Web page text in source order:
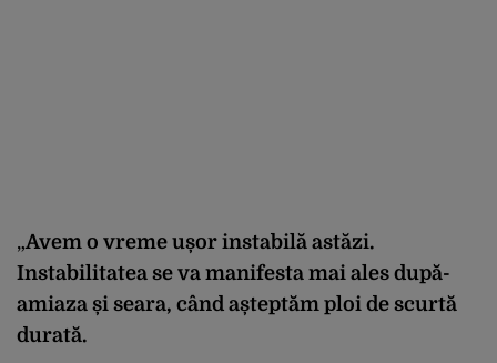
„Avem o vreme ușor instabilă astăzi.
Instabilitatea se va manifesta mai ales după-
amiaza și seara, când așteptăm ploi de scurtă
durată.